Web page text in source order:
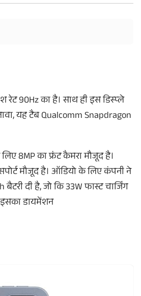
रेट 90Hz का है। साथ ही इस डिस्प्ले
यह टैब Qualcomm Snapdragon
8MP का फ्रंट कैमरा मौजूद है।
मौजूद है। ऑडियो के लिए कंपनी ने
दी है, जो कि 33W फास्ट चार्जिंग
इसका डायमेंशन